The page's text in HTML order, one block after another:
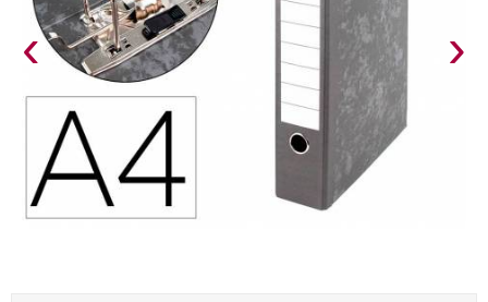
‹ ›